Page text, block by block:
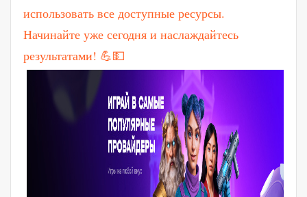
использовать все доступные ресурсы.
Начинайте уже сегодня и наслаждайтесь
результатами! 💪💵